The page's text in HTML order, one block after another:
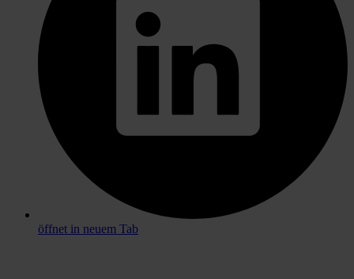
öffnet in neuem Tab